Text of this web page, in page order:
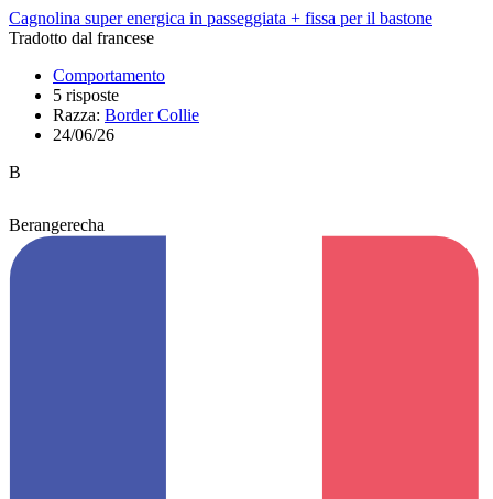
Cagnolina super energica in passeggiata + fissa per il bastone
Tradotto dal francese
Comportamento
5 risposte
Razza: Border Collie
24/06/26
B
Berangerecha